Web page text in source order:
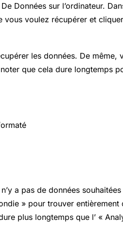
Données sur l’ordinateur.
vous voulez récupérer et
les données. De même,
que cela dure longtemps
a pas de données
» pour trouver entièrement
plus longtemps que l’ «